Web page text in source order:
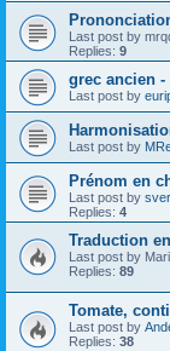
Last post by
Replies: 9
grec ancien
Last post by
Last post by
Prénom en
Last post by
Replies: 4
Traduction
Last post by
Replies: 89
Tomate,
Last post by
Replies: 38